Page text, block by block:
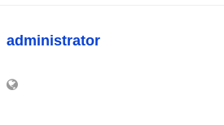
administrator